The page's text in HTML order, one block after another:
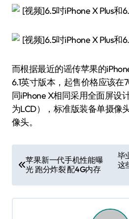
而根据最近的谣传苹果的
6.1英寸版本，起售价格应该
同iPhone X相同采用全面屏设
为LCD），标准版装备单摄像
像头。
章
导
航
苹果新一代手机性能曝
光 跑分炸裂 配4G内存
毕
这